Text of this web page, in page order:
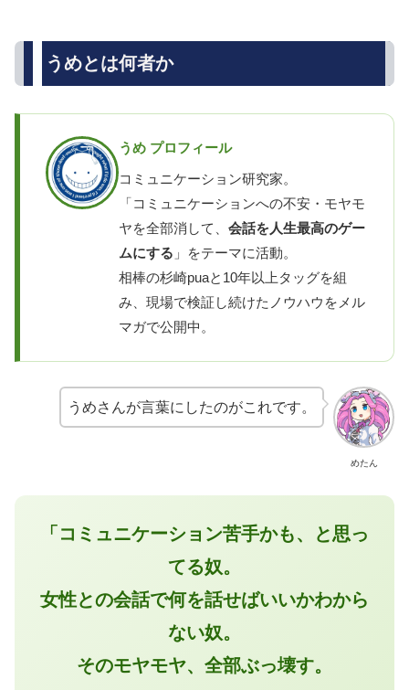
うめとは何者か
うめ プロフィール
コミュニケーション研究家。
「コミュニケーションへの不安・モヤモ
ヤを全部消して、 会話を人生最高のゲー
ムにする 」をテーマに活動。
相棒の杉崎puaと10年以上タッグを組
み、現場で検証し続けたノウハウをメル
マガで公開中。
めたん
うめさんが言葉にしたのがこれです。
「コミュニケーション苦手かも、と思っ
てる奴。
女性との会話で何を話せばいいかわから
ない奴。
そのモヤモヤ、全部ぶっ壊す。